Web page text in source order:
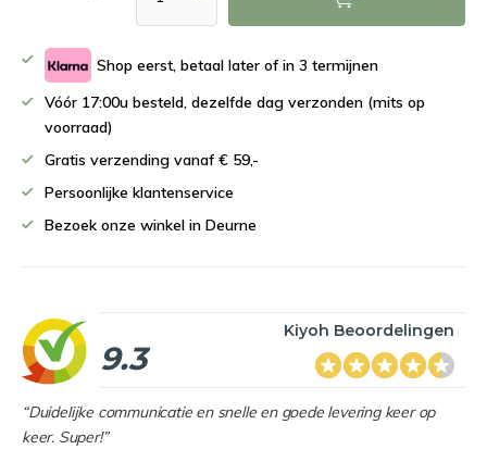
Shop eerst, betaal later of in 3 termijnen
Vóór 17:00u besteld, dezelfde dag verzonden (mits op
voorraad)
Gratis verzending vanaf € 59,-
Persoonlijke klantenservice
Bezoek onze winkel in Deurne
9.3
Kiyoh Beoordelingen
“Duidelijke communicatie en snelle en goede levering keer op
keer. Super!”